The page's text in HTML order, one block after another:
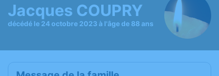
Jacques COUPRY
décédé le 24 octobre 2023 à l'âge de 88 ans